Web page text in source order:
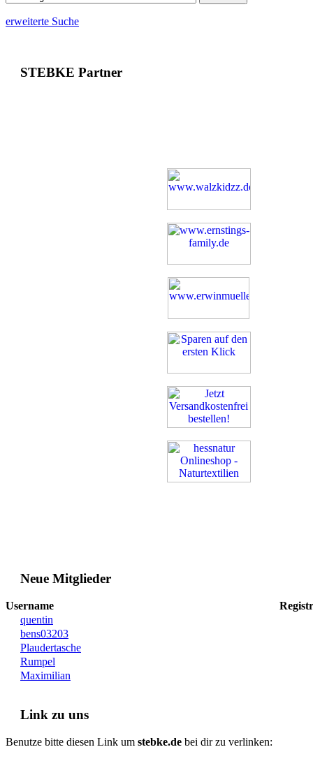
erweiterte Suche
STEBKE Partner
Neue Mitglieder
Username
quentin
bens03203
Plaudertasche
Rumpel
Maximilian
Link zu uns
Benutze bitte diesen Link um stebke.de bei dir zu verlinken: